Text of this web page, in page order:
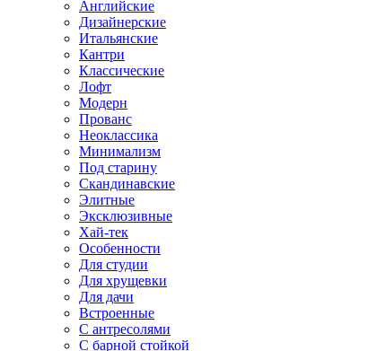
Английские
Дизайнерские
Итальянские
Кантри
Классические
Лофт
Модерн
Прованс
Неоклассика
Минимализм
Под старину
Скандинавские
Элитные
Эксклюзивные
Хай-тек
Особенности
Для студии
Для хрущевки
Для дачи
Встроенные
С антресолями
С барной стойкой